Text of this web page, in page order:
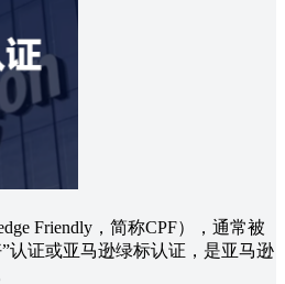
Friendly，简称CPF），通常被
认证或亚马逊绿标认证，是亚马逊